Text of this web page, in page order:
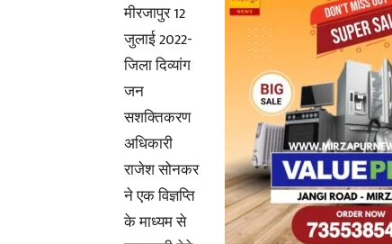
मीरजापुर 12
जुलाई 2022-
जिला दिव्यांग
जन
सशक्तिकरण
अधिकारी
राजेश सोनकर
ने एक विज्ञप्ति
के माध्यम से